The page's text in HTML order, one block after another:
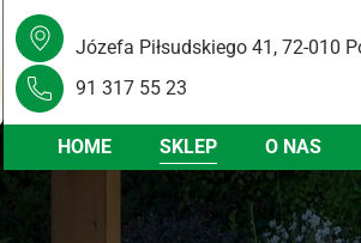
Józefa Piłsudskiego 41, 72-010
91 317 55 23
HOME SKLEP O NAS